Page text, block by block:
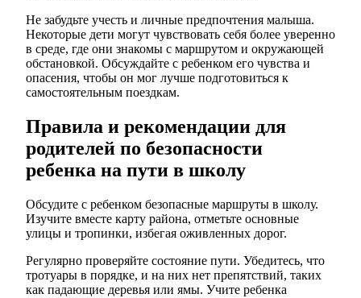
Не забудьте учесть и личные предпочтения малыша.
Некоторые дети могут чувствовать себя более уверенно
в среде, где они знакомы с маршрутом и окружающей
обстановкой. Обсуждайте с ребенком его чувства и
опасения, чтобы он мог лучше подготовиться к
самостоятельным поездкам.
Правила и рекомендации для
родителей по безопасности
ребенка на пути в школу
Обсудите с ребенком безопасные маршруты в школу.
Изучите вместе карту района, отметьте основные
улицы и тропинки, избегая оживленных дорог.
Регулярно проверяйте состояние пути. Убедитесь, что
тротуары в порядке, и на них нет препятствий, таких
как падающие деревья или ямы. Учите ребенка